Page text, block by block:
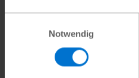
Notwendig
einen
Sie